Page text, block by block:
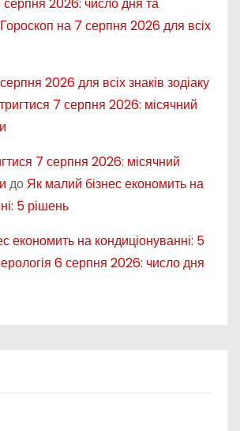
2026: число дня та
Гороскоп на 7 серпня 2026 для всіх
2026 для всіх знаків зодіаку
7 серпня 2026: місячний
7 серпня 2026: місячний
до Як малий бізнес економить на
5 рішень
економить на кондиціонуванні: 5
6 серпня 2026: число дня